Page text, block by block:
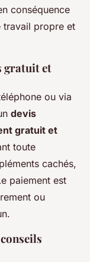
conséquence
travail propre et
gratuit et
ou via
devis
gratuit et
toute
cachés,
paiement est
ou